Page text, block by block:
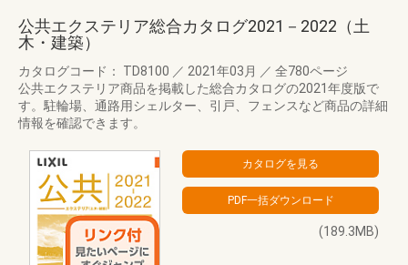
公共エクステリア総合カタログ2021－2022（土
木・建築）
カタログコード： TD8100 ／ 2021年03月 ／ 全780ページ
公共エクステリア商品を掲載した総合カタログの2021年度版で
す。駐輪場、通路用シェルター、引戸、フェンスなど商品の詳細
情報を確認できます。
(189.3MB)